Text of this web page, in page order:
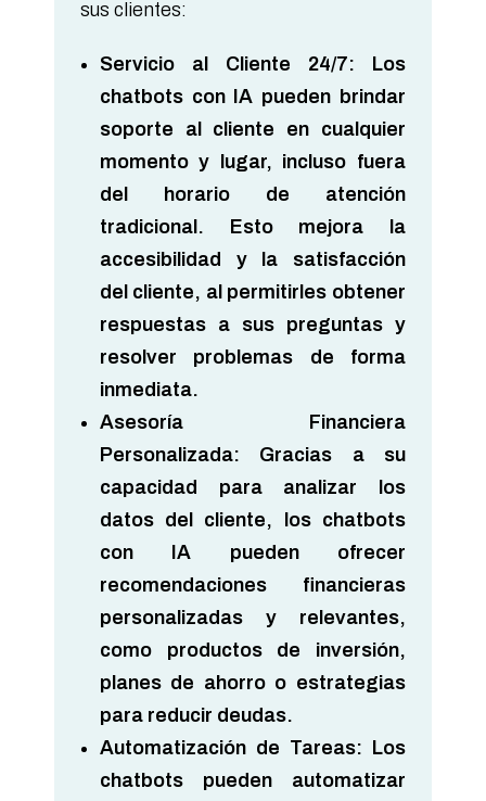
sus clientes:
Servicio al Cliente 24/7: Los
chatbots con IA pueden brindar
soporte al cliente en cualquier
momento y lugar, incluso fuera
del horario de atención
tradicional. Esto mejora la
accesibilidad y la satisfacción
del cliente, al permitirles obtener
respuestas a sus preguntas y
resolver problemas de forma
inmediata.
Asesoría Financiera
Personalizada: Gracias a su
capacidad para analizar los
datos del cliente, los chatbots
con IA pueden ofrecer
recomendaciones financieras
personalizadas y relevantes,
como productos de inversión,
planes de ahorro o estrategias
para reducir deudas.
Automatización de Tareas: Los
chatbots pueden automatizar